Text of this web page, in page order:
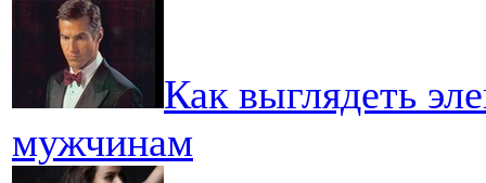
Как выглядеть
мужчинам